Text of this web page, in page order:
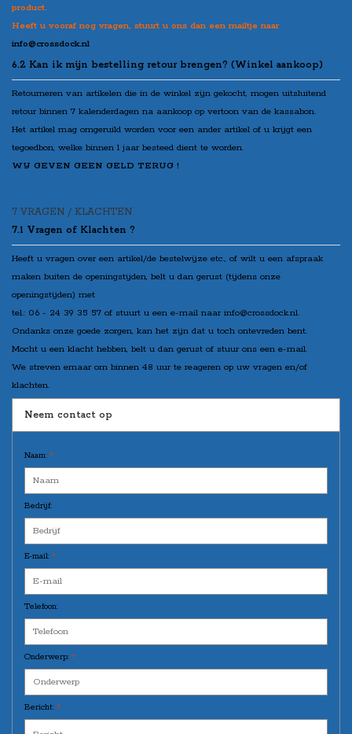
product.
Heeft u vooraf nog vragen, stuurt u ons dan een mailtje naar
info@crossdock.nl
6.2 Kan ik mijn bestelling retour brengen? (Winkel aankoop)
Retourneren van artikelen die in de winkel zijn gekocht, mogen uitsluitend
retour binnen 7 kalenderdagen na aankoop op vertoon van de kassabon.
Het artikel mag omgeruild worden voor een ander artikel of u krijgt een
tegoedbon, welke binnen 1 jaar besteed dient te worden.
WIJ GEVEN GEEN GELD TERUG !
7 VRAGEN / KLACHTEN
7.1 Vragen of Klachten ?
Heeft u vragen over een artikel/de bestelwijze etc., of wilt u een afspraak
maken buiten de openingstijden, belt u dan gerust (tijdens onze
openingstijden) met
tel.: 06 - 24 39 35 57 of stuurt u een e-mail naar info@crossdock.nl.
Ondanks onze goede zorgen, kan het zijn dat u toch ontevreden bent.
Mocht u een klacht hebben, belt u dan gerust of stuur ons een e-mail.
We streven ernaar om binnen 48 uur te reageren op uw vragen en/of
klachten.
Neem contact op
Naam: *
Bedrijf:
E-mail: *
Telefoon:
Onderwerp: *
Bericht: *